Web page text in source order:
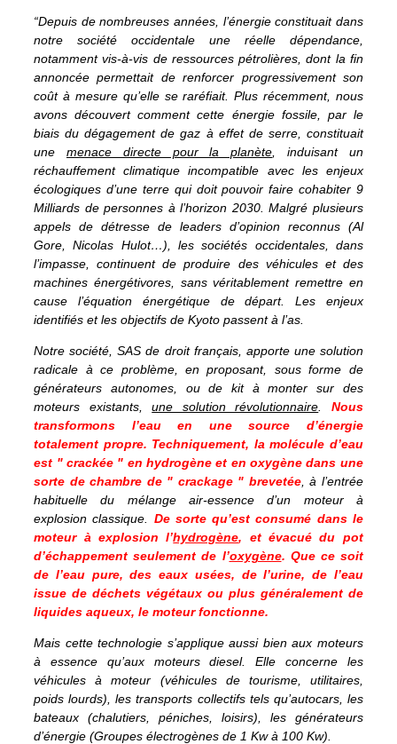
“Depuis de nombreuses années, l’énergie constituait dans
notre société occidentale une réelle dépendance,
notamment vis-à-vis de ressources pétrolières, dont la fin
annoncée permettait de renforcer progressivement son
coût à mesure qu’elle se raréfiait. Plus récemment, nous
avons découvert comment cette énergie fossile, par le
biais du dégagement de gaz à effet de serre, constituait
une menace directe pour la planète , induisant un
réchauffement climatique incompatible avec les enjeux
écologiques d’une terre qui doit pouvoir faire cohabiter 9
Milliards de personnes à l’horizon 2030. Malgré plusieurs
appels de détresse de leaders d’opinion reconnus (Al
Gore, Nicolas Hulot…), les sociétés occidentales, dans
l’impasse, continuent de produire des véhicules et des
machines énergétivores, sans véritablement remettre en
cause l’équation énergétique de départ. Les enjeux
identifiés et les objectifs de Kyoto passent à l’as.
Notre société, SAS de droit français, apporte une solution
radicale à ce problème, en proposant, sous forme de
générateurs autonomes, ou de kit à monter sur des
moteurs existants,une solution révolutionnaire
Nous
transformons l’eau en une source d’énergie
totalement propre. Techniquement, la molécule d’eau
est " crackée " en hydrogène et en oxygène dans une
sorte de chambre de " crackage " brevetée, à l’entrée
habituelle du mélange air-essence d’un moteur à
explosion classique. De sorte qu’est consumé dans le
moteur à explosion l’hydrogène, et évacué du pot
d’échappement seulement de l’oxygène. Que ce soit
de l’eau pure, des eaux usées, de l’urine, de l’eau
issue de déchets végétaux ou plus généralement de
liquides aqueux, le moteur fonctionne.
Mais cette technologie s’applique aussi bien aux moteurs
à essence qu’aux moteurs diesel. Elle concerne les
véhicules à moteur (véhicules de tourisme, utilitaires,
poids lourds), les transports collectifs tels qu’autocars, les
bateaux (chalutiers, péniches, loisirs), les générateurs
d’énergie (Groupes électrogènes de 1 Kw à 100 Kw).